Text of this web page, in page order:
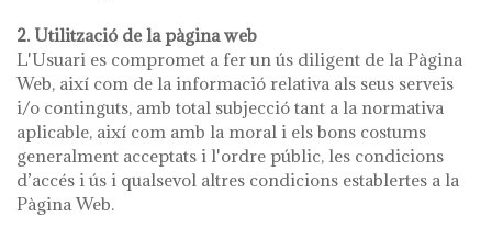
2. Utilització de la pàgina web
L'Usuari es compromet a fer un ús diligent de la Pàgina
Web, així com de la informació relativa als seus serveis
i/o continguts, amb total subjecció tant a la normativa
aplicable, així com amb la moral i els bons costums
generalment acceptats i l'ordre públic, les condicions
d’accés i ús i qualsevol altres condicions establertes a la
Pàgina Web.